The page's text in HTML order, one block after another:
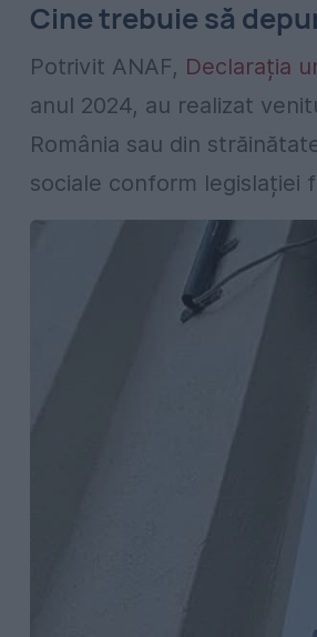
Cine trebuie să
Potrivit ANAF, Declarația
anul 2024, au realizat
România sau din
sociale conform legislației